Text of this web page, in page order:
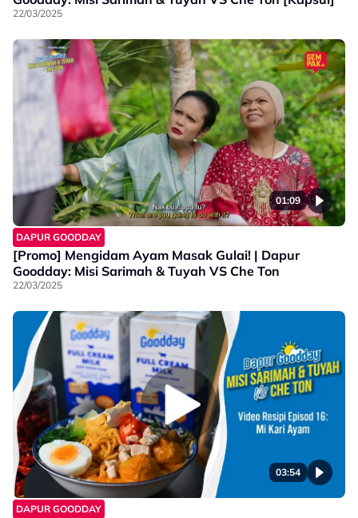
22/03/2025
01:09
DAPUR GOODDAY
[Promo] Mengidam Ayam Masak Gulai! | Dapur
Goodday: Misi Sarimah & Tuyah VS Che Ton
22/03/2025
03:54
DAPUR GOODDAY